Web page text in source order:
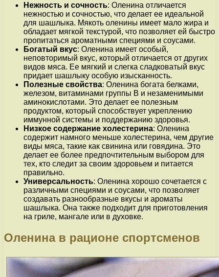
Нежность и сочность: Оленина отличается
нежностью и сочностью, что делает ее идеальной
для шашлыка. Мякоть оленины имеет мало жира и
обладает мягкой текстурой, что позволяет ей быстро
пропитаться ароматными специями и соусами.
Богатый вкус: Оленина имеет особый,
неповторимый вкус, который отличается от других
видов мяса. Ее мягкий и слегка сладковатый вкус
придает шашлыку особую изысканность.
Полезные свойства: Оленина богата белками,
железом, витаминами группы В и незаменимыми
аминокислотами. Это делает ее полезным
продуктом, который способствует укреплению
иммунной системы и поддержанию здоровья.
Низкое содержание холестерина: Оленина
содержит намного меньше холестерина, чем другие
виды мяса, такие как свинина или говядина. Это
делает ее более предпочтительным выбором для
тех, кто следит за своим здоровьем и питается
правильно.
Универсальность: Оленина хорошо сочетается с
различными специями и соусами, что позволяет
создавать разнообразные вкусы и ароматы
шашлыка. Она также подходит для приготовления
на гриле, мангале или в духовке.
Оленина в рационе спортсменов